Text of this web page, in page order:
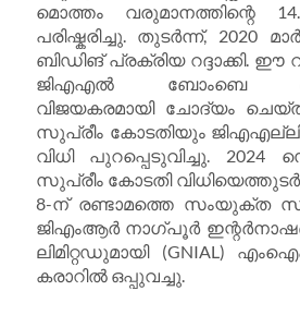
മൊത്തം വരുമാനത്തിന്റെ
പരിഷ്കരിച്ചു. തുടർന്ന്, 2020
ബിഡിങ് പ്രക്രിയ റദ്ദാക്കി. ഈ
ജിഎഎൽ ബോംബെ
വിജയകരമായി ചോദ്യം
സുപ്രീം കോടതിയും
വിധി പുറപ്പെടുവിച്ചു. 2024
സുപ്രീം കോടതി
8-ന് രണ്ടാമത്തെ സംയുക്ത
ജിഎംആർ നാഗ്പൂർ
ലിമിറ്റഡുമായി
കരാറിൽ ഒപ്പുവച്ചു.